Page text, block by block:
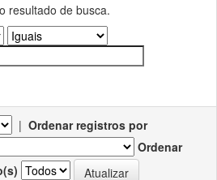
resultado de busca.
| Ordenar registros por
Ordenar